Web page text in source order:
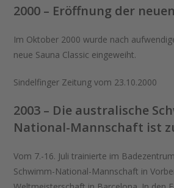
2000 – Eröffnung der
Im Oktober 2000 wurde nach
neue Sauna Classic eingeweiht.
Sindelfinger Zeitung vom 23.10.2000
2003 – Die australische
National-Mannschaft ist
Vom 7.-16. Juli trainierte im
Schwimm-National-Mannschaft in